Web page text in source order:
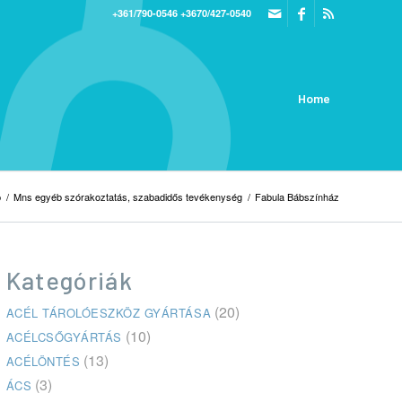
+361/790-0546 +3670/427-0540
Home
/ Mns egyéb szórakoztatás, szabadidős tevékenység / Fabula Bábszínház
Kategóriák
ACÉL TÁROLÓESZKÖZ GYÁRTÁSA (20)
ACÉLCSŐGYÁRTÁS (10)
ACÉLÖNTÉS (13)
ÁCS (3)